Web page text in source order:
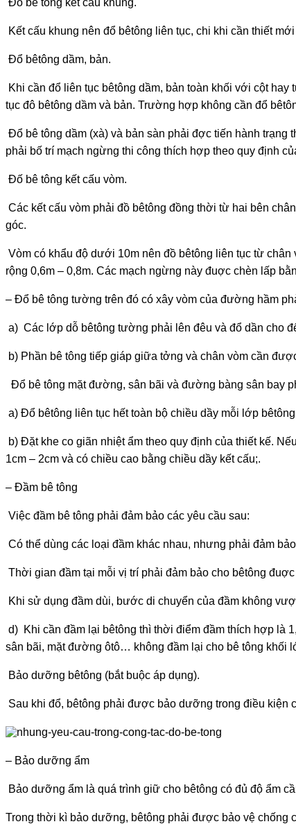
Kết cấu khung nên đổ bêtông liên tục, chi khi cần thiết
Đổ bêtông dầm, bản.
Khi cần đổ liên tục bêtông dầm, bản toàn khối với cột
tục đô bêtông dầm và bản. Trư­ờng hợp không cần đổ
Đổ bê tông dầm (xà) và bản sàn phải đ­ợc tiến hành
phải bố trí mạch ngừng thi công thích hợp theo quy định
Đố bê tông kết cấu vòm.
Các kết cấu vòm phải đồ bêtông đồng thời từ hai bên
góc.
Vòm có khẩu độ d­ưới 10m nên đồ bêtông liên tục từ
rộng 0,6m – 0,8m. Các mạch ngừng này đuợc chèn lấp
– Đổ bê tông tường trên đó có xây vòm của đ­ường hầm
a) Các lớp dỗ bêtông t­ường phải lên đêu và đổ dần cho
b) Phần bê tông tiếp giáp giữa t­ởng và chân vòm cần
Đổ bê tông mặt đ­ường, sân bãi và đư­ờng bàng sân bay
a) Đổ bêtông liên tục hết toàn bộ chiều dầy mỗi lớp
b) Đặt khe co giãn nhiệt ẩm theo quy định của thiết kế.
1cm – 2cm và có chiều cao bằng chiều dầy kết cấu;.
– Đầm bê tông
Việc đầm bê tông phải đảm bảo các yêu cầu sau:
Có thể dùng các loại đầm khác nhau, như­ng phải đảm
Thời gian đầm tại mỗi vị trí phải đảm bảo cho bêtông
Khi sử dụng đầm dùi, bư­ớc di chuyển của đầm không
d) Khi cần đầm lại bêtông thì thời điểm đầm thích hợp là
sân bãi, mặt đ­ường ôtô… không đầm lại cho bê tông khối
Bảo d­ưỡng bêtông (bắt buộc áp dụng).
Sau khi đổ, bêtông phải đ­ược bảo dưỡng trong điều kiện
– Bảo d­ưỡng ẩm
Bảo d­ưỡng ẩm là quá trình giữ cho bêtông có đủ độ ẩm
Trong thời kì bảo dư­ỡng, bêtông phải được bảo vệ chống